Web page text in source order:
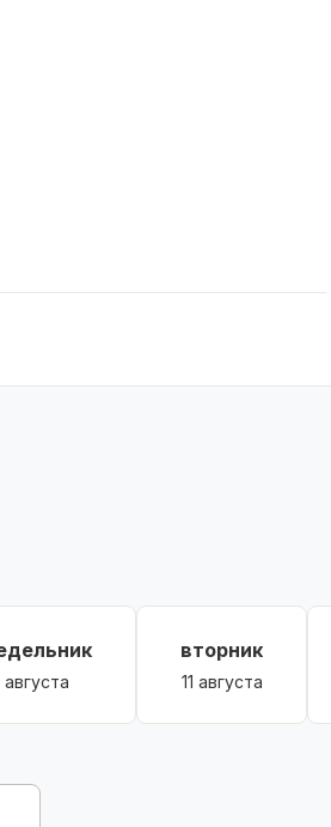
августа
вторник
11 августа